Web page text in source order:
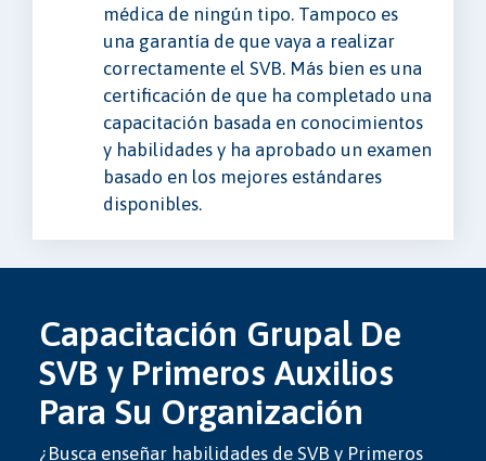
médica de ningún tipo. Tampoco es
una garantía de que vaya a realizar
correctamente el SVB. Más bien es una
certificación de que ha completado una
capacitación basada en conocimientos
y habilidades y ha aprobado un examen
basado en los mejores estándares
disponibles.
Capacitación Grupal De
SVB y Primeros Auxilios
Para Su Organización
¿Busca enseñar habilidades de SVB y Primeros